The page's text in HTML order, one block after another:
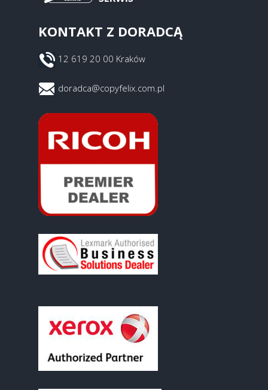
KONTAKT Z DORADCĄ
12 619 20 00 Kraków
doradca@copyfelix.com.pl